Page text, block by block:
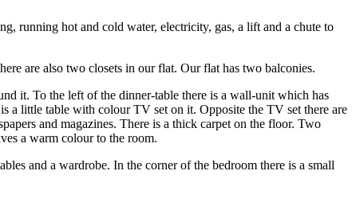
running hot and cold water, electricity, gas, a lift and a chute to
are also two closets in our flat. Our flat has two balconies.
it. To the left of the dinner-table there is a wall-unit which has
a little table with colour TV set on it. Opposite the TV set there are
and magazines. There is a thick carpet on the floor. Two
a warm colour to the room.
and a wardrobe. In the corner of the bedroom there is a small